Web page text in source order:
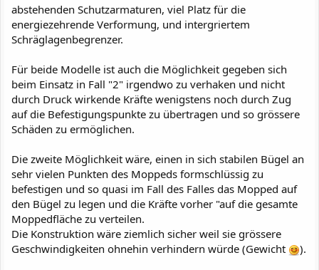
abstehenden Schutzarmaturen, viel Platz für die
energiezehrende Verformung, und intergriertem
Schräglagenbegrenzer.
Für beide Modelle ist auch die Möglichkeit gegeben sich
beim Einsatz in Fall "2" irgendwo zu verhaken und nicht
durch Druck wirkende Kräfte wenigstens noch durch Zug
auf die Befestigungspunkte zu übertragen und so grössere
Schäden zu ermöglichen.
Die zweite Möglichkeit wäre, einen in sich stabilen Bügel an
sehr vielen Punkten des Moppeds formschlüssig zu
befestigen und so quasi im Fall des Falles das Mopped auf
den Bügel zu legen und die Kräfte vorher "auf die gesamte
Moppedfläche zu verteilen.
Die Konstruktion wäre ziemlich sicher weil sie grössere
Geschwindigkeiten ohnehin verhindern würde (Gewicht
).